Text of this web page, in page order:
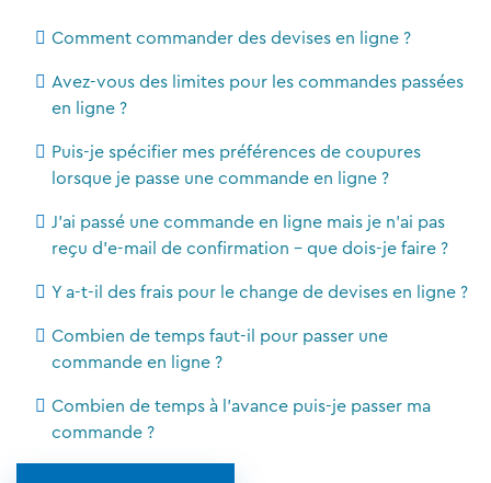
Comment commander des devises en ligne ?
Avez-vous des limites pour les commandes passées
en ligne ?
Puis-je spécifier mes préférences de coupures
lorsque je passe une commande en ligne ?
J'ai passé une commande en ligne mais je n'ai pas
reçu d'e-mail de confirmation - que dois-je faire ?
Y a-t-il des frais pour le change de devises en ligne ?
Combien de temps faut-il pour passer une
commande en ligne ?
Combien de temps à l'avance puis-je passer ma
commande ?